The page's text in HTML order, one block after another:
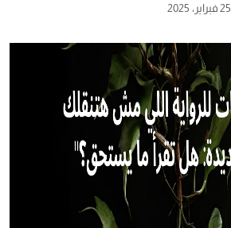
25 فبراير، 2025